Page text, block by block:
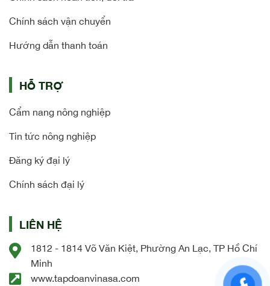
Chính sách vận chuyển
Hướng dẫn thanh toán
HỖ TRỢ
Cẩm nang nông nghiệp
Tin tức nông nghiệp
Đăng ký đại lý
Chính sách đại lý
LIÊN HỆ
1812 - 1814 Võ Văn Kiệt, Phường An Lạc, TP Hồ Chí
Minh
www.tapdoanvinasa.com